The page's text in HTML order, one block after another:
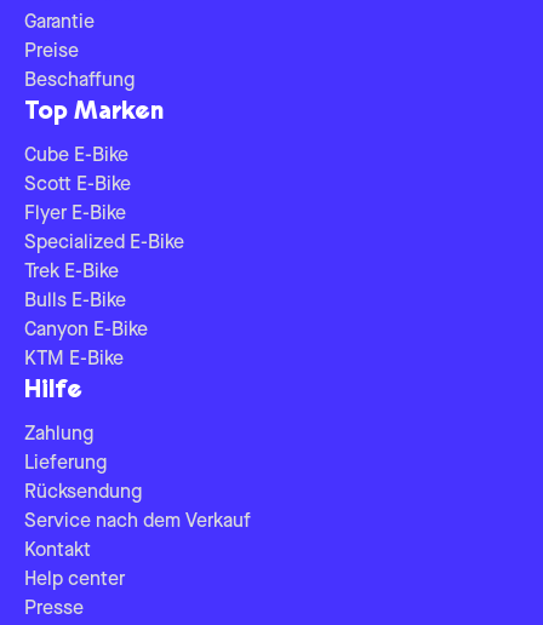
Garantie
Preise
Beschaffung
Top Marken
Cube E-Bike
Scott E-Bike
Flyer E-Bike
Specialized E-Bike
Trek E-Bike
Bulls E-Bike
Canyon E-Bike
KTM E-Bike
Hilfe
Zahlung
Lieferung
Rücksendung
Service nach dem Verkauf
Kontakt
Help center
Presse